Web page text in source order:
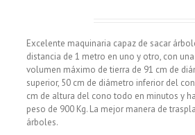
Excelente maquinaria capaz de sacar
distancia de 1 metro en uno y otro, con una
volumen máximo de tierra de 91 cm de
superior, 50 cm de diámetro inferior del
cm de altura del cono todo en minutos y
peso de 900 Kg. La mejor manera de
árboles.